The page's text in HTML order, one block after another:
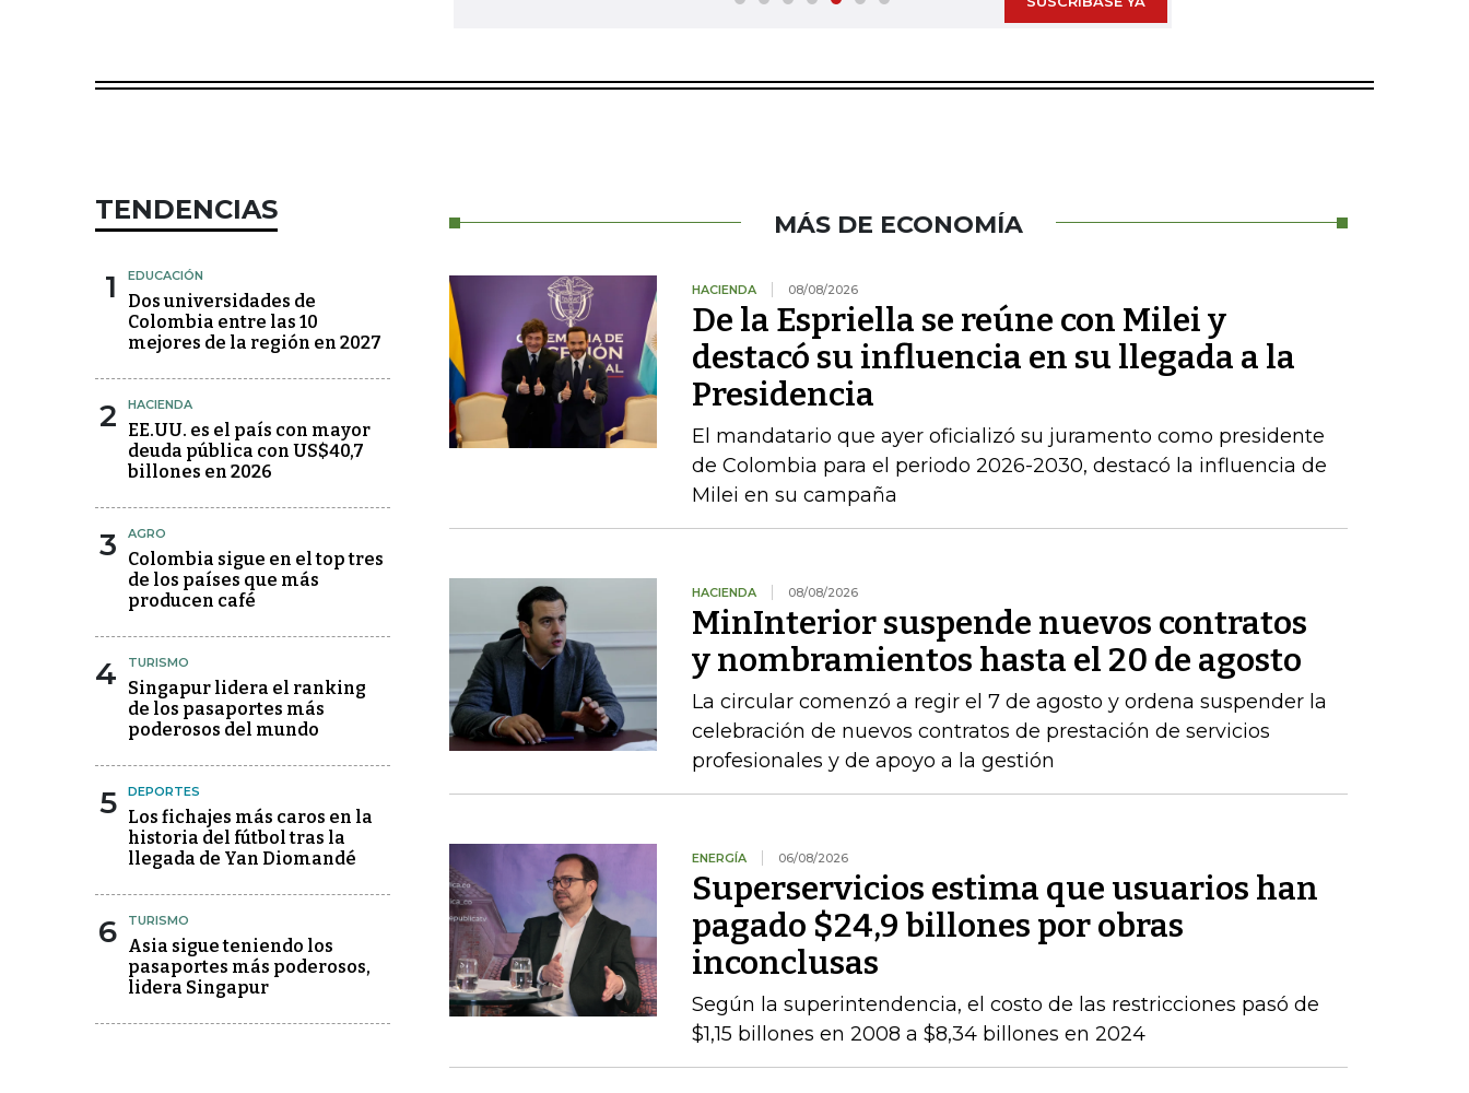
TENDENCIAS
1 EDUCACIÓN
Dos universidades de
Colombia entre las 10
mejores de la región en 2027
2 HACIENDA
EE.UU. es el país con mayor
deuda pública con US$40,7
billones en 2026
3 AGRO
Colombia sigue en el top tres
de los países que más
producen café
4 TURISMO
Singapur lidera el ranking
de los pasaportes más
poderosos del mundo
5 DEPORTES
Los fichajes más caros en la
historia del fútbol tras la
llegada de Yan Diomandé
6 TURISMO
Asia sigue teniendo los
pasaportes más poderosos,
lidera Singapur
MÁS DE ECONOMÍA
HACIENDA 08/08/2026
De la Espriella se reúne con Milei y
destacó su influencia en su llegada a la
Presidencia
El mandatario que ayer oficializó su juramento como presidente
de Colombia para el periodo 2026-2030, destacó la influencia de
Milei en su campaña
HACIENDA 08/08/2026
MinInterior suspende nuevos contratos
y nombramientos hasta el 20 de agosto
La circular comenzó a regir el 7 de agosto y ordena suspender la
celebración de nuevos contratos de prestación de servicios
profesionales y de apoyo a la gestión
ENERGÍA 06/08/2026
Superservicios estima que usuarios han
pagado $24,9 billones por obras
inconclusas
Según la superintendencia, el costo de las restricciones pasó de
$1,15 billones en 2008 a $8,34 billones en 2024